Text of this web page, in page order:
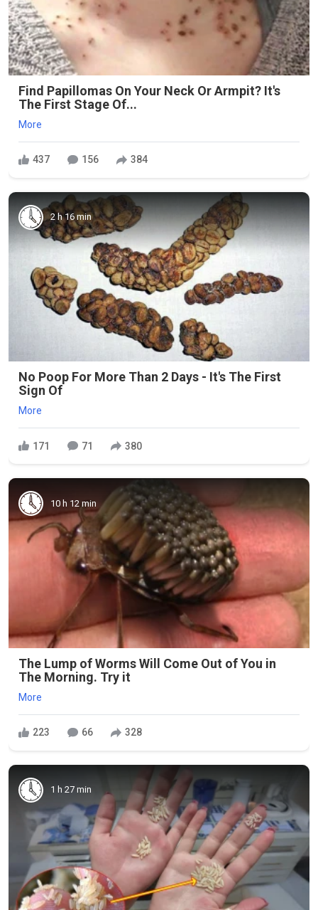
Find Papillomas On Your Neck Or Armpit? It's
The First Stage Of...
More
437 156 384
2 h 16 min
No Poop For More Than 2 Days - It's The First
Sign Of
More
171 71 380
10 h 12 min
The Lump of Worms Will Come Out of You in
The Morning. Try it
More
223 66 328
1 h 27 min